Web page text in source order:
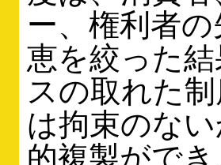
ー、権利者
恵を絞った
スの取れた
は拘束のな
的複製がで